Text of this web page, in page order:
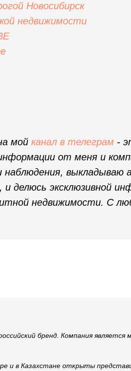
Новосибирск
недвижимости
мой канал в телеграм -
от меня и
наблюдения, выкладываю
и делюсь эксклюзивной
недвижимости. С
бренд. Компания
и в Казахстане открыты